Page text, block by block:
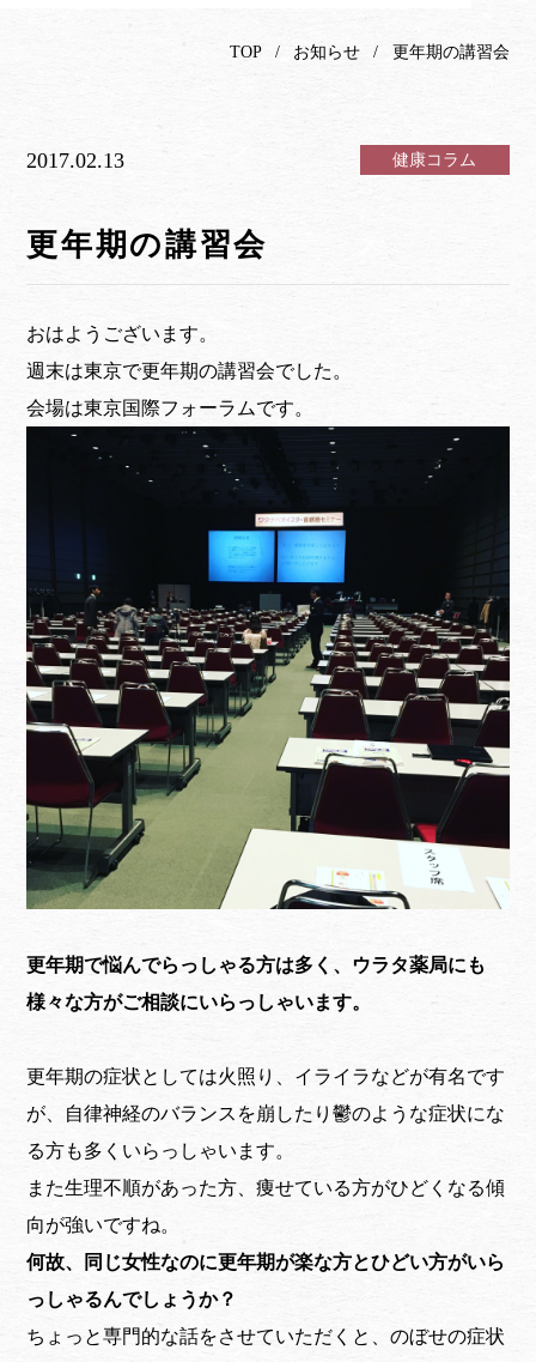
TOP お知らせ 更年期の講習会
2017.02.13 健康コラム
更年期の講習会
おはようございます。
週末は東京で更年期の講習会でした。
会場は東京国際フォーラムです。
更年期で悩んでらっしゃる方は多く、ウラタ薬局にも
様々な方がご相談にいらっしゃいます。
更年期の症状としては火照り、イライラなどが有名です
が、自律神経のバランスを崩したり鬱のような症状にな
る方も多くいらっしゃいます。
また生理不順があった方、痩せている方がひどくなる傾
向が強いですね。
何故、同じ女性なのに更年期が楽な方とひどい方がいら
っしゃるんでしょうか？
ちょっと専門的な話をさせていただくと、のぼせの症状